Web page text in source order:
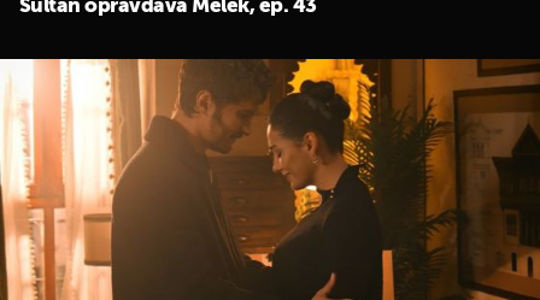
Sultan opravdava Melek, ep. 43